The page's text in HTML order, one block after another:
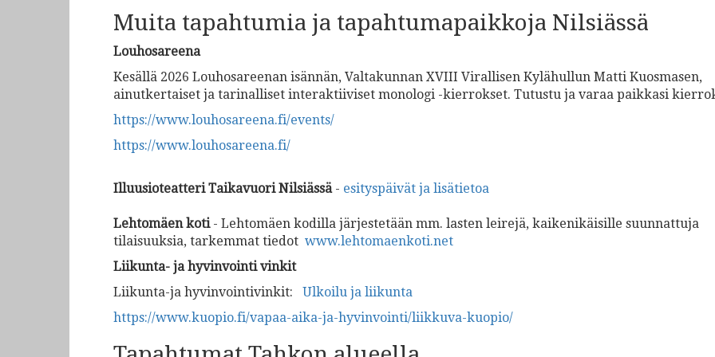
Muita tapahtumia ja tapahtumapaikkoja Nilsiässä
Louhosareena
Kesällä 2026 Louhosareenan isännän, Valtakunnan XVIII Virallisen Kylähullun Matti Kuosmasen,
ainutkertaiset ja tarinalliset interaktiiviset monologi -kierrokset. Tutustu ja varaa paikkasi
https://www.louhosareena.fi/events/
https://www.louhosareena.fi/
Illuusioteatteri Taikavuori Nilsiässä- esityspäivät ja lisätietoa
Lehtomäen koti- Lehtomäen kodilla järjestetään mm. lasten leirejä, kaikenikäisille suunnattuja
tilaisuuksia, tarkemmat tiedot www.lehtomaenkoti.net
Liikunta- ja hyvinvointi vinkit
Liikunta-ja hyvinvointivinkit: Ulkoilu ja liikunta
https://www.kuopio.fi/vapaa-aika-ja-hyvinvointi/liikkuva-kuopio/